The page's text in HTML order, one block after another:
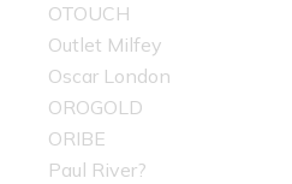
OTOUCH
Outlet Milfey
Oscar London
OROGOLD
ORIBE
Paul River?